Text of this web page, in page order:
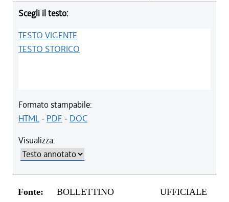
Scegli il testo:
TESTO VIGENTE
TESTO STORICO
Formato stampabile:
HTML- PDF - DOC
Visualizza:
Fonte:
BOLLETTINO UFFICIALE